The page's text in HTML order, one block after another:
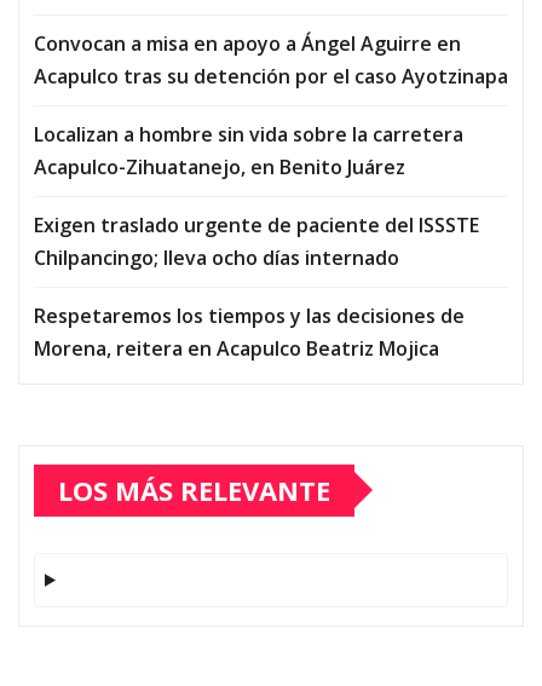
Convocan a misa en apoyo a Ángel Aguirre en
Acapulco tras su detención por el caso Ayotzinapa
Localizan a hombre sin vida sobre la carretera
Acapulco-Zihuatanejo, en Benito Juárez
Exigen traslado urgente de paciente del ISSSTE
Chilpancingo; lleva ocho días internado
Respetaremos los tiempos y las decisiones de
Morena, reitera en Acapulco Beatriz Mojica
LOS MÁS RELEVANTE